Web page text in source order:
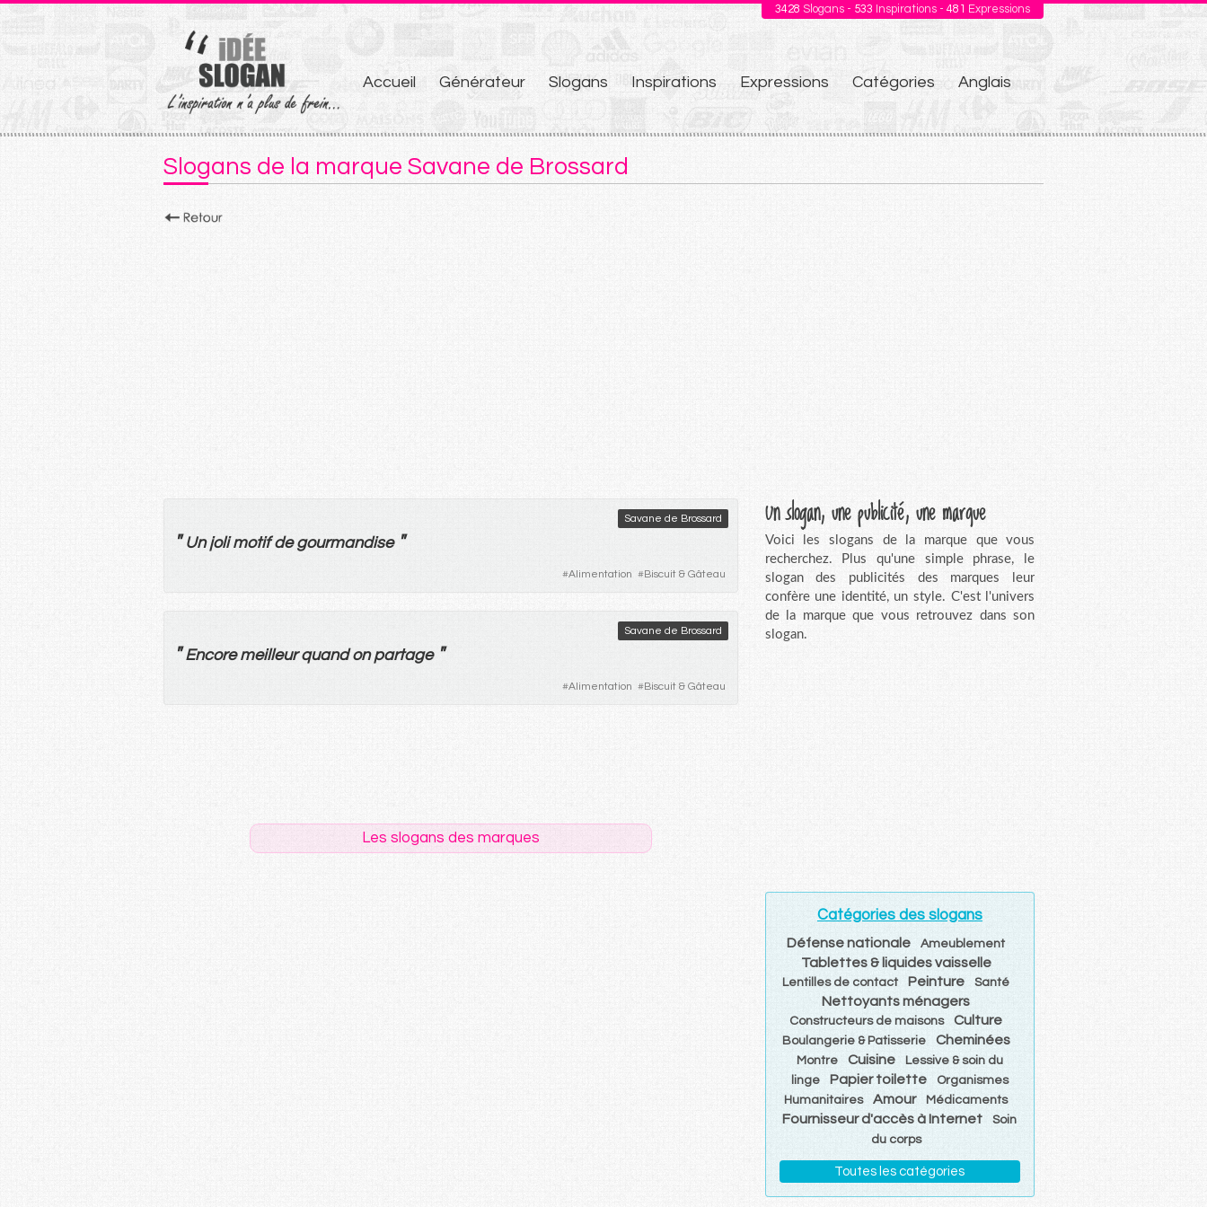
3428 Slogans - 533 Inspirations - 481 Expressions
Aller
au
contenu
Accueil Générateur Slogans Inspirations Expressions Catégories Anglais
Slogans de la marque Savane de Brossard
Savane de Brossard
" Un joli motif de gourmandise "
#Alimentation #Biscuit & Gâteau
Savane de Brossard
" Encore meilleur quand on partage "
#Alimentation #Biscuit & Gâteau
Les slogans des marques
Un slogan, une publicité, une marque
Voici les slogans de la marque que vous
recherchez. Plus qu'une simple phrase, le
slogan des publicités des marques leur
confère une identité, un style. C'est l'univers
de la marque que vous retrouvez dans son
slogan.
Catégories des slogans
Défense nationale Ameublement
Tablettes & liquides vaisselle
Lentilles de contact Peinture Santé
Nettoyants ménagers
Constructeurs de maisons Culture
Boulangerie & Patisserie Cheminées
Montre Cuisine
Lessive & soin du
linge
Papier toilette
Organismes
Humanitaires
Amour Médicaments
Fournisseur d'accès à Internet
Soin
du corps
Toutes les catégories